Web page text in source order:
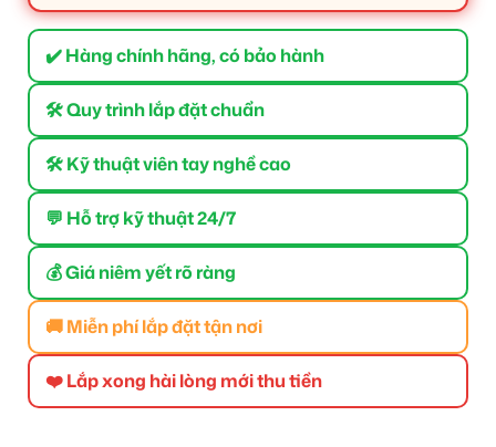
✔️ Hàng chính hãng, có bảo hành
🛠 Quy trình lắp đặt chuẩn
🛠 Kỹ thuật viên tay nghề cao
💬 Hỗ trợ kỹ thuật 24/7
💰 Giá niêm yết rõ ràng
🚚 Miễn phí lắp đặt tận nơi
❤️ Lắp xong hài lòng mới thu tiền